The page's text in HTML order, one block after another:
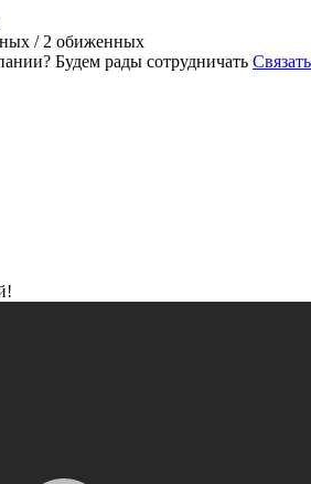
/ 2 обиженных
Будем рады сотрудничать